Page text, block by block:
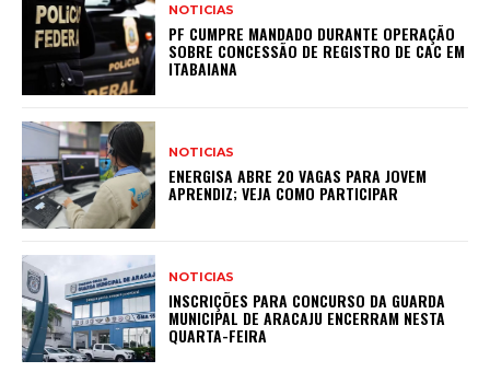
NOTICIAS
PF CUMPRE MANDADO DURANTE OPERAÇÃO
SOBRE CONCESSÃO DE REGISTRO DE CAC EM
ITABAIANA
NOTICIAS
ENERGISA ABRE 20 VAGAS PARA JOVEM
APRENDIZ; VEJA COMO PARTICIPAR
NOTICIAS
INSCRIÇÕES PARA CONCURSO DA GUARDA
MUNICIPAL DE ARACAJU ENCERRAM NESTA
QUARTA-FEIRA